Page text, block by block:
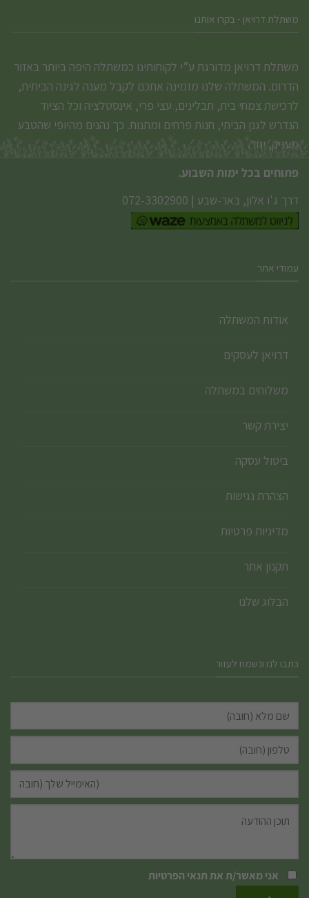
משתלת דרויאן - בקרו אותנו
משתלת דרויאן מדורגת ע”י לקוחותינו כמשתלה היפה ביותר באזור
הדרום. המשתלה שלנו מזמינה אתכם לקבל מענה לגינה הביתית,
לרכישת צמחי בית, תבלינים, עצי פרי, אינסטלציה וכל הציוד
הנדרש לגנן הביתי, חנות פרחים ומתנות. כך נהנים מהיופי שהטבע
מעניק, יחד.
פתוחים בכל ימות השבוע.
דרך ג'ו אלון, באר-שבע |
072-3302900
עמודי אתר
אודות המשתלה
דרויאן לעסקים
משלוחים במשתלה
יצירת קשר
ביטול עסקה
הצהרת נגישות
מדיניות פרטיות
תקנון אתר
הבלוג שלנו
כתבו לנו ונשמח לעזור
אני מאשר/ת אתתנאי הפרטיות